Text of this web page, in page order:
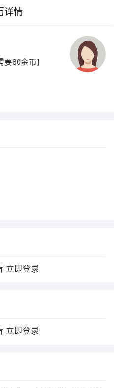
详情
要80金币】
立即登录
立即登录